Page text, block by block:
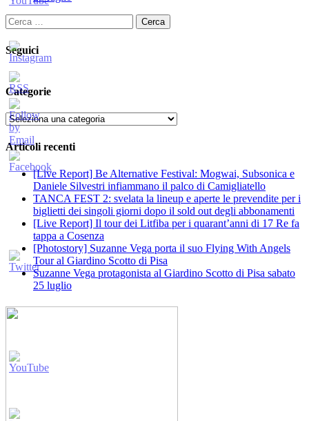
Ricerca
per:
Seguici
Categorie
Categorie
Articoli recenti
[Live Report] Be Alternative Festival: Mogwai, Subsonica e
Daniele Silvestri infiammano il palco di Camigliatello
TANCA FEST 2: svelata la lineup e aperte le prevendite per i
biglietti dei singoli giorni dopo il sold out degli abbonamenti
[Live Report] Il tour dei Litfiba per i quarant’anni di 17 Re fa
tappa a Cosenza
[Photostory] Suzanne Vega porta il suo Flying With Angels
Tour al Giardino Scotto di Pisa
Suzanne Vega protagonista al Giardino Scotto di Pisa sabato
25 luglio